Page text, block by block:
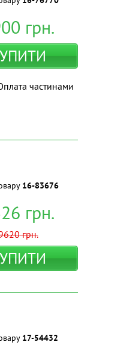
грн.
частинами
16-83676
грн.
грн.
17-54432